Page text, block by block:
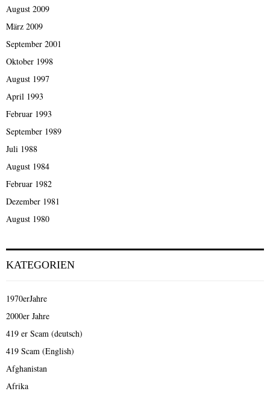
August 2009
März 2009
September 2001
Oktober 1998
August 1997
April 1993
Februar 1993
September 1989
Juli 1988
August 1984
Februar 1982
Dezember 1981
August 1980
KATEGORIEN
1970erJahre
2000er Jahre
419 er Scam (deutsch)
419 Scam (English)
Afghanistan
Afrika